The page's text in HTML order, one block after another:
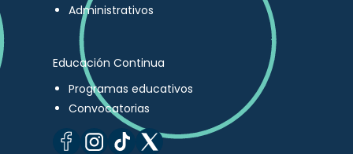
Administrativos
Educación Continua
Programas educativos
Convocatorias